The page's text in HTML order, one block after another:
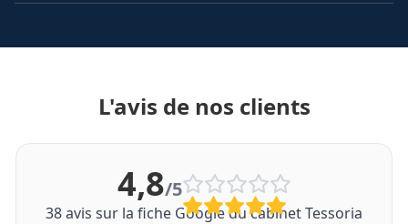
L'avis de nos clients
4,8/5
38avis sur la fiche Google du cabinet Tessoria